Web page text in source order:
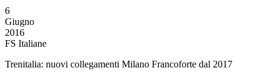
6
Giugno
2016
FS Italiane
Trenitalia: nuovi collegamenti Milano Francoforte dal 2017